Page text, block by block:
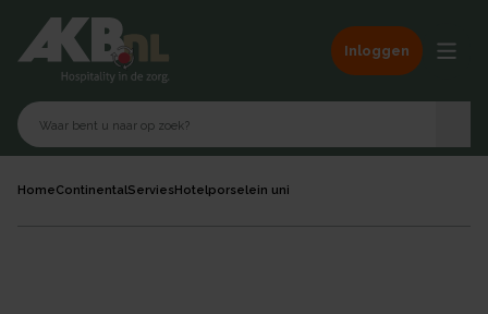
Inloggen
HomeContinentalServiesHotelporselein uni